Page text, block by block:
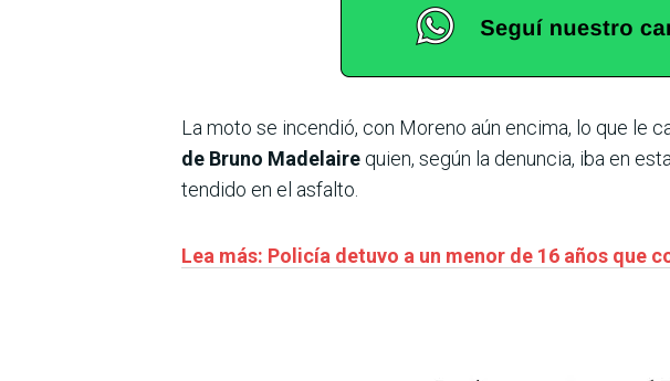
La moto se incendió, con Moreno aún encima, lo que le
de Bruno Madelaire quien, según la denuncia, iba en
tendido en el asfalto.
Lea más: Policía detuvo a un menor de 16 años que